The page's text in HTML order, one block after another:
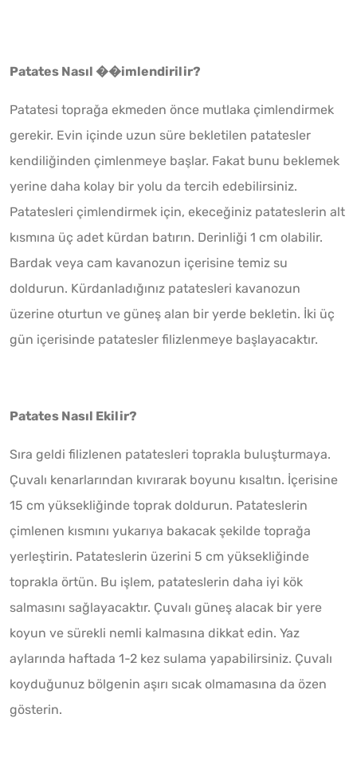
Patates Nasıl ��imlendirilir?
Patatesi toprağa ekmeden önce mutlaka çimlendirmek
gerekir. Evin içinde uzun süre bekletilen patatesler
kendiliğinden çimlenmeye başlar. Fakat bunu beklemek
yerine daha kolay bir yolu da tercih edebilirsiniz.
Patatesleri çimlendirmek için, ekeceğiniz patateslerin alt
kısmına üç adet kürdan batırın. Derinliği 1 cm olabilir.
Bardak veya cam kavanozun içerisine temiz su
doldurun. Kürdanladığınız patatesleri kavanozun
üzerine oturtun ve güneş alan bir yerde bekletin. İki üç
gün içerisinde patatesler filizlenmeye başlayacaktır.
Patates Nasıl Ekilir?
Sıra geldi filizlenen patatesleri toprakla buluşturmaya.
Çuvalı kenarlarından kıvırarak boyunu kısaltın. İçerisine
15 cm yüksekliğinde toprak doldurun. Patateslerin
çimlenen kısmını yukarıya bakacak şekilde toprağa
yerleştirin. Patateslerin üzerini 5 cm yüksekliğinde
toprakla örtün. Bu işlem, patateslerin daha iyi kök
salmasını sağlayacaktır. Çuvalı güneş alacak bir yere
koyun ve sürekli nemli kalmasına dikkat edin. Yaz
aylarında haftada 1-2 kez sulama yapabilirsiniz. Çuvalı
koyduğunuz bölgenin aşırı sıcak olmamasına da özen
gösterin.